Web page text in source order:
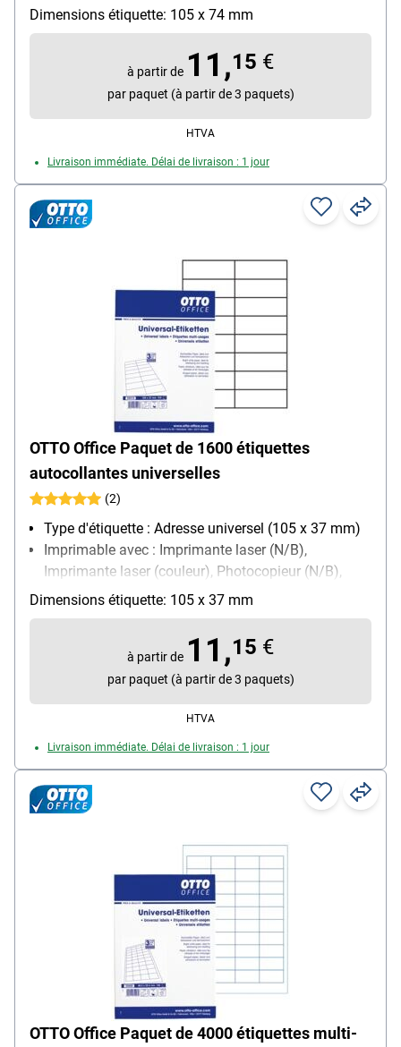
Photocopieur (couleur), Imprimante jet d’encre
(N/B), Imprimante jet d’encre (couleur)
Propriété d’adhésion : permanente
Dimensions étiquette: 105 x 74 mm
à partir de 11,15 €
par paquet (à partir de 3 paquets)
HTVA
Livraison immédiate. Délai de livraison : 1 jour
OTTO Office Paquet de 1600 étiquettes
autocollantes universelles
(2)
Type d'étiquette : Adresse universel (105 x 37 mm)
Imprimable avec : Imprimante laser (N/B),
Imprimante laser (couleur), Photocopieur (N/B),
Photocopieur (couleur), Imprimante jet d’encre
Propriété d’adhésion : permanente
Dimensions étiquette: 105 x 37 mm
à partir de 11,15 €
par paquet (à partir de 3 paquets)
HTVA
Livraison immédiate. Délai de livraison : 1 jour
OTTO Office Paquet de 4000 étiquettes multi-